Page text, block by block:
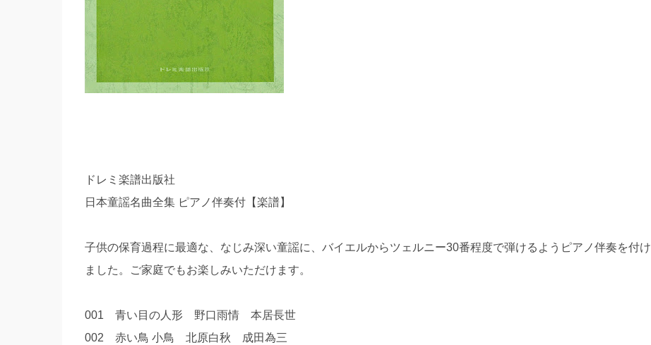
ドレミ楽譜出版社
日本童謡名曲全集 ピアノ伴奏付【楽譜】
子供の保育過程に最適な、なじみ深い童謡に、バイエルからツェルニー30番程度で弾けるようピアノ伴奏を付け
ました。ご家庭でもお楽しみいただけます。
001 青い目の人形 野口雨情 本居長世
002 赤い鳥 小鳥 北原白秋 成田為三